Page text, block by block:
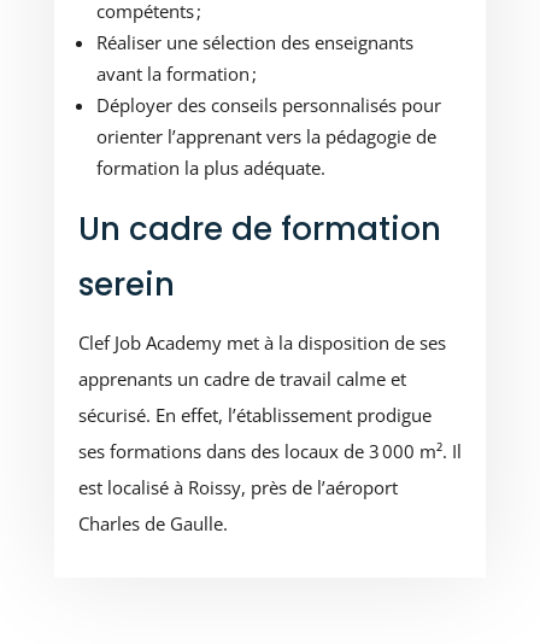
compétents ;
Réaliser une sélection des enseignants
avant la formation ;
Déployer des conseils personnalisés pour
orienter l’apprenant vers la pédagogie de
formation la plus adéquate.
Un cadre de formation
serein
Clef Job Academy met à la disposition de ses
apprenants un cadre de travail calme et
sécurisé. En effet, l’établissement prodigue
ses formations dans des locaux de 3 000 m². Il
est localisé à Roissy, près de l’aéroport
Charles de Gaulle.